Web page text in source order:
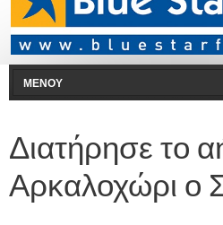
Διατήρησε το
Αρκαλοχώρι ο